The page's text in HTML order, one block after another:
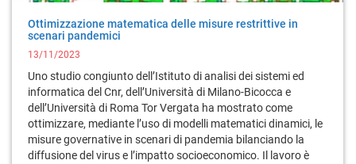
Ottimizzazione matematica delle misure restrittive in
scenari pandemici
13/11/2023
Uno studio congiunto dell’Istituto di analisi dei sistemi ed
informatica del Cnr, dell’Università di Milano-Bicocca e
dell’Università di Roma Tor Vergata ha mostrato come
ottimizzare, mediante l’uso di modelli matematici dinamici, le
misure governative in scenari di pandemia bilanciando la
diffusione del virus e l’impatto socioeconomico. Il lavoro è